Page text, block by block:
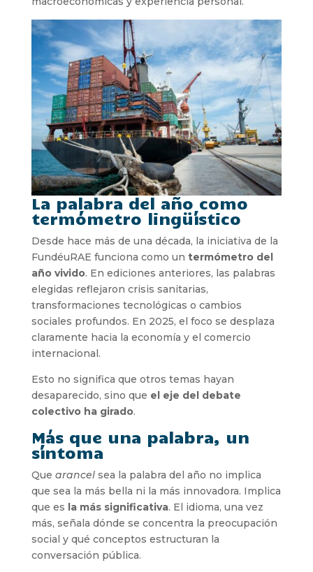
La palabra del año como
termómetro lingüístico
Desde hace más de una década, la iniciativa de la
FundéuRAE funciona como un termómetro del
año vivido. En ediciones anteriores, las palabras
elegidas reflejaron crisis sanitarias,
transformaciones tecnológicas o cambios
sociales profundos. En 2025, el foco se desplaza
claramente hacia la economía y el comercio
internacional.
Esto no significa que otros temas hayan
desaparecido, sino que el eje del debate
colectivo ha girado.
Más que una palabra, un
síntoma
Que arancelsea la palabra del año no implica
que sea la más bella ni la más innovadora. Implica
que es la más significativa. El idioma, una vez
más, señala dónde se concentra la preocupación
social y qué conceptos estructuran la
conversación pública.